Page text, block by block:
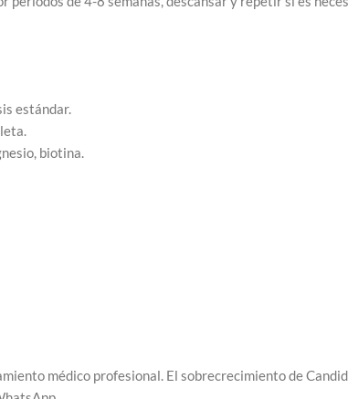
estándar.
biotina.
médico profesional. El sobrecrecimiento de